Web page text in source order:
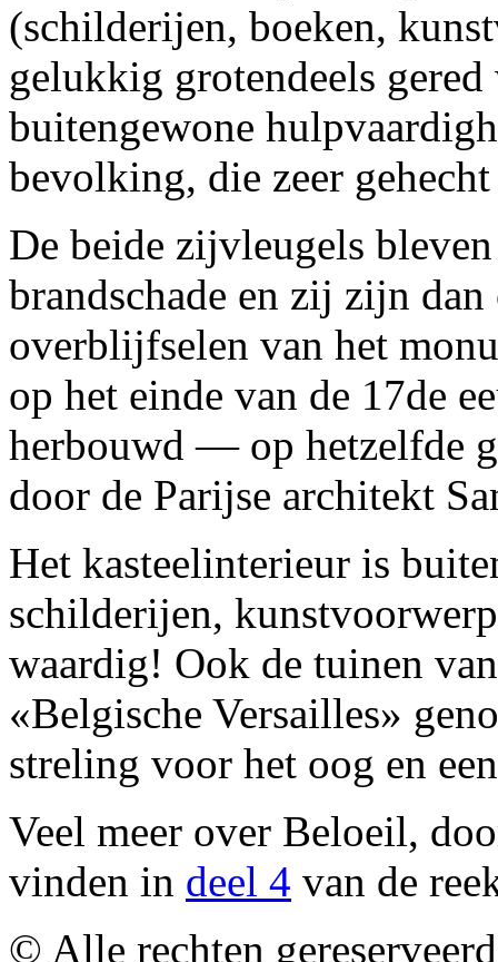
(schilderijen, boeken,
gelukkig grotendeels
buitengewone
bevolking, die zeer
De beide zijvleugels
brandschade en zij zijn
overblijfselen van het
op het einde van de 17de
herbouwd — op hetzelfde
door de Parijse architekt
Het kasteelinterieur is
schilderijen,
waardig! Ook de tuinen
«Belgische Versailles»
streling voor het oog en
Veel meer over Beloeil,
vinden in deel 4 van de
© Alle rechten